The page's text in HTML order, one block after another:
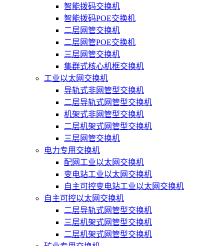
智能拨码交换机
智能拨码POE交换机
二层网管交换机
二层网管POE交换机
三层网管交换机
集群式核心机框交换机
工业以太网交换机
导轨式非网管型交换机
二层导轨式网管型交换机
机架式非网管型交换机
二层机架式网管型交换机
三层网管交换机
电力专用交换机
配网工业以太网交换机
变电站工业以太网交换机
自主可控变电站工业以太网交换机
自主可控以太网交换机
二层导轨式网管型交换机
三层机架式网管型交换机
二层机架式网管型交换机